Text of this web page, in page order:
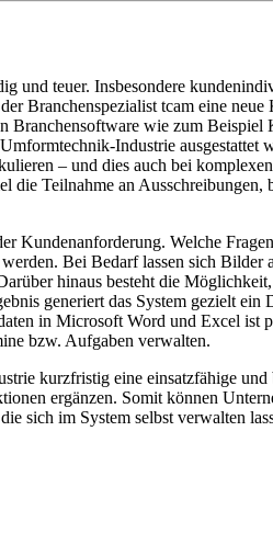
teuer. Insbesondere
Branchenspezialist tcam eine
wie zum Beispiel
Industrie ausgestattet
– und dies auch bei
Teilnahme an
Kundenanforderung. Welche
Bei Bedarf lassen sich Bilder
hinaus besteht die
generiert das System gezielt
in Microsoft Word und Excel ist
bzw. Aufgaben verwalten.
kurzfristig eine einsatzfähige
ergänzen. Somit können
sich im System selbst verwalten